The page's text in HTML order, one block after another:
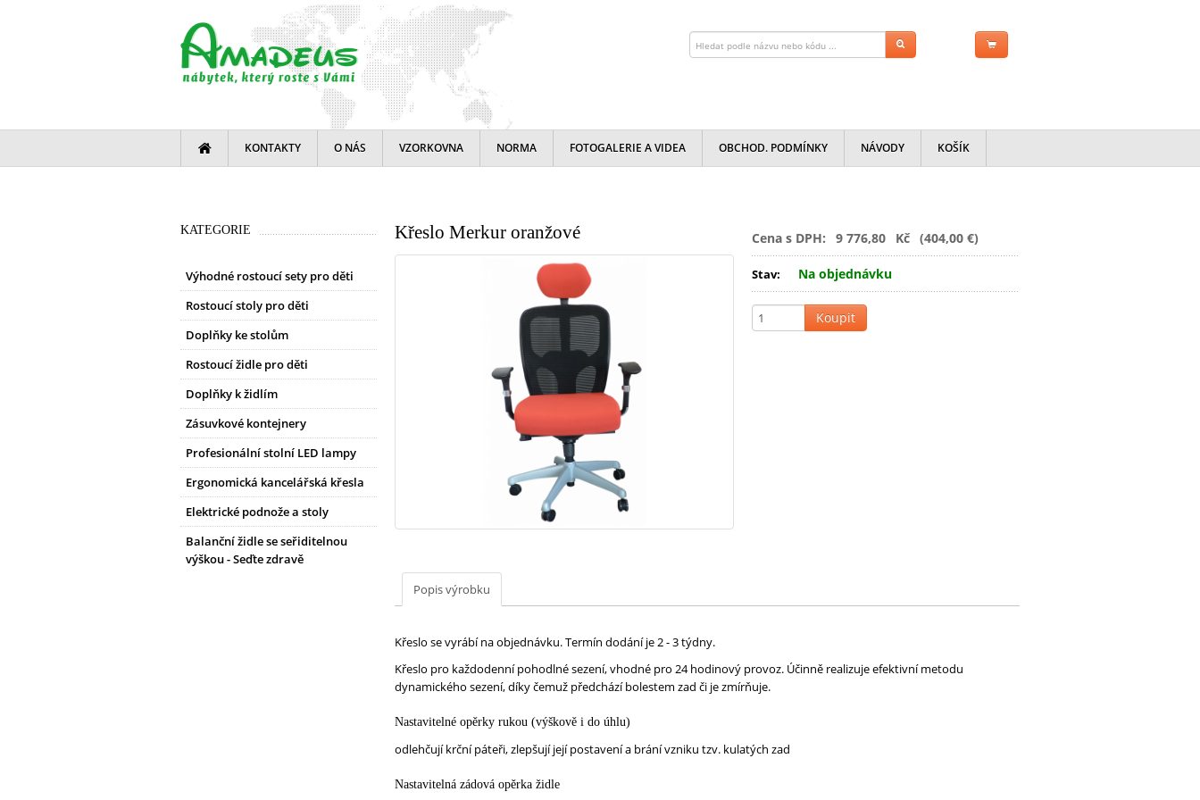
KONTAKTY O NÁS VZORKOVNA NORMA FOTOGALERIE A VIDEA OBCHOD. PODMÍNKY NÁVODY KOŠÍK
KATEGORIE
Výhodné rostoucí sety pro děti
Rostoucí stoly pro děti
Doplňky ke stolům
Rostoucí židle pro děti
Doplňky k židlím
Zásuvkové kontejnery
Profesionální stolní LED lampy
Ergonomická kancelářská křesla
Elektrické podnože a stoly
Balanční židle se seřiditelnou
výškou - Seďte zdravě
Křeslo Merkur oranžové Cena s DPH: 9 776,80 Kč (404,00 €)
Stav: Na objednávku
Popis výrobku
Křeslo se vyrábí na objednávku. Termín dodání je 2 - 3 týdny.
Křeslo pro každodenní pohodlné sezení, vhodné pro 24 hodinový provoz. Účinně realizuje efektivní metodu
dynamického sezení, díky čemuž předchází bolestem zad či je zmírňuje.
Nastavitelné opěrky rukou (výškově i do úhlu)
odlehčují krční páteři, zlepšují její postavení a brání vzniku tzv. kulatých zad
Nastavitelná zádová opěrka židle